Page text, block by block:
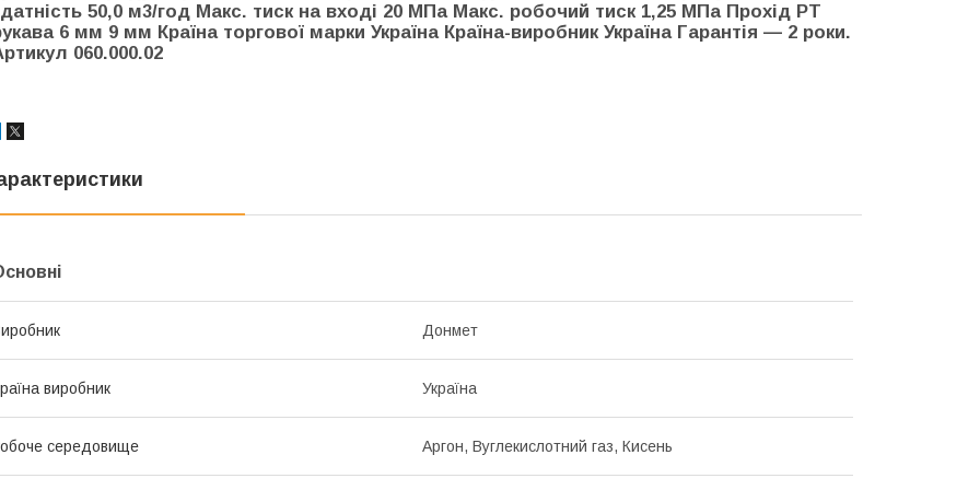
50,0 м3/год Макс. тиск на вході 20 МПа Макс. робочий тиск 1,25 МПа Прохід РТ
6 мм 9 мм Країна торгової марки Україна Країна-виробник Україна Гарантія — 2 роки.
060.000.02
Донмет
виробник Україна
середовище Аргон, Вуглекислотний газ, Кисень